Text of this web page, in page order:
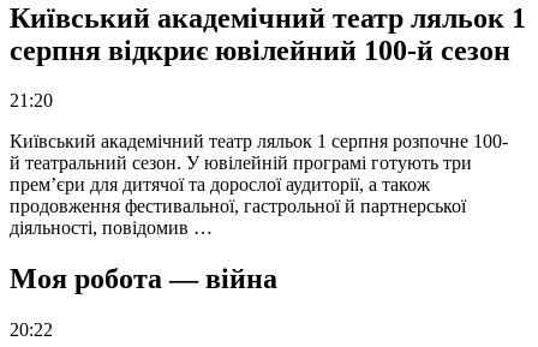
Київський академічний театр ляльок 1
серпня відкриє ювілейний 100-й сезон
21:20
Київський академічний театр ляльок 1 серпня розпочне 100-
й театральний сезон. У ювілейній програмі готують три
прем’єри для дитячої та дорослої аудиторії, а також
продовження фестивальної, гастрольної й партнерської
діяльності, повідомив …
Моя робота — війна
20:22